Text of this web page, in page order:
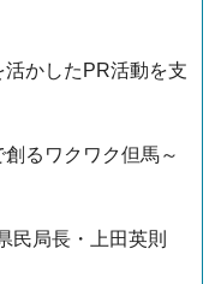
かしたPR活動を支
るワクワク但馬～
民局長・上田英則